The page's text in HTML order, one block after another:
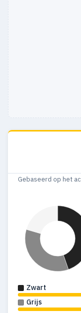
Gebaseerd op het
Zwart
Grijs